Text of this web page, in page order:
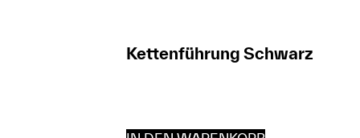
Kettenführung Schwarz